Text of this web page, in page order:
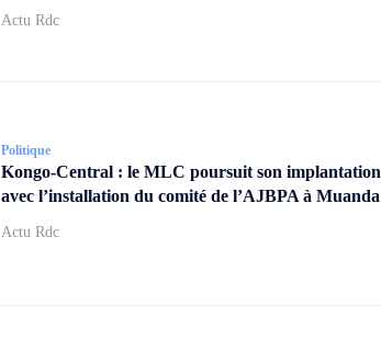
Actu Rdc
Politique
Kongo-Central : le MLC poursuit son implantation
avec l’installation du comité de l’AJBPA à Muanda
Actu Rdc